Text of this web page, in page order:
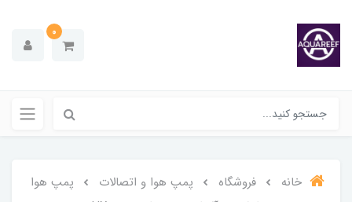
0
خانه فروشگاه پمپ هوا و اتصالات
پمپ هوا